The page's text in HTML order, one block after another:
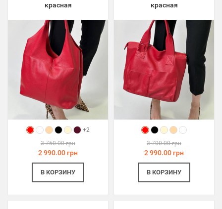
красная
+2
3 750.00 грн
2 990.00 грн
В КОРЗИНУ
красная
3 700.00 грн
2 990.00 грн
В КОРЗИНУ